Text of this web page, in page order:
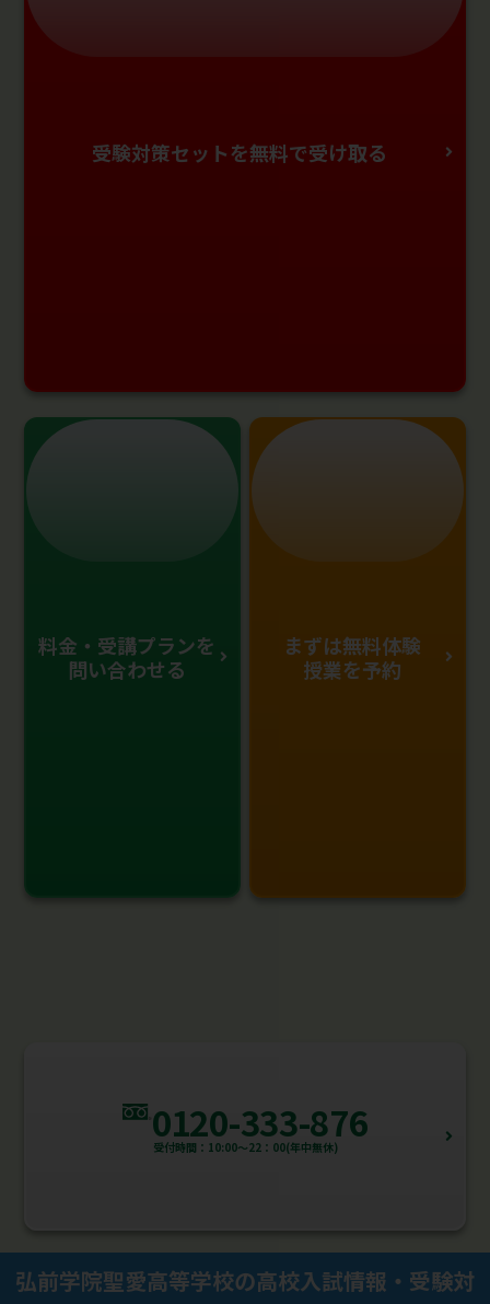
受験対策セットを無料で受け取る
料金・受講プランを
問い合わせる
まずは無料体験
授業を予約
0120-333-876
受付時間：10:00～22：00(年中無休)
弘前学院聖愛高等学校の高校入試情報・受験対